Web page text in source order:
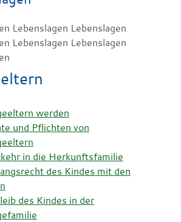
Lebenslagen Lebenslagen
Lebenslagen Lebenslagen
werden
und Pflichten von
in die Herkunftsfamilie
des Kindes mit den
des Kindes in der